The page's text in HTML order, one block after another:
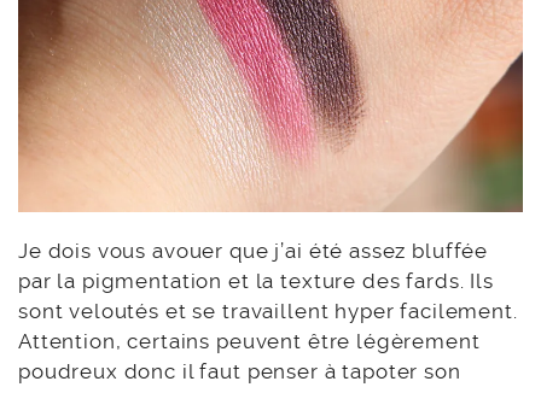
Je dois vous avouer que j’ai été assez bluffée
par la pigmentation et la texture des fards. Ils
sont veloutés et se travaillent hyper facilement.
Attention, certains peuvent être légèrement
poudreux donc il faut penser à tapoter son